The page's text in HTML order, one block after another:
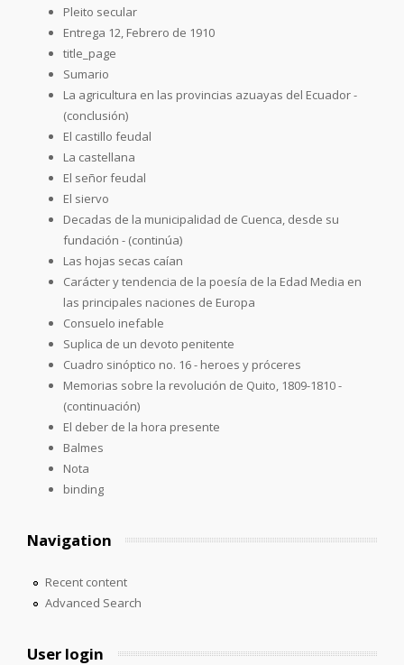
Pleito secular
Entrega 12, Febrero de 1910
title_page
Sumario
La agricultura en las provincias azuayas del Ecuador -
(conclusión)
El castillo feudal
La castellana
El señor feudal
El siervo
Decadas de la municipalidad de Cuenca, desde su
fundación - (continúa)
Las hojas secas caían
Carácter y tendencia de la poesía de la Edad Media en
las principales naciones de Europa
Consuelo inefable
Suplica de un devoto penitente
Cuadro sinóptico no. 16 - heroes y próceres
Memorias sobre la revolución de Quito, 1809-1810 -
(continuación)
El deber de la hora presente
Balmes
Nota
binding
Navigation
Recent content
Advanced Search
User login